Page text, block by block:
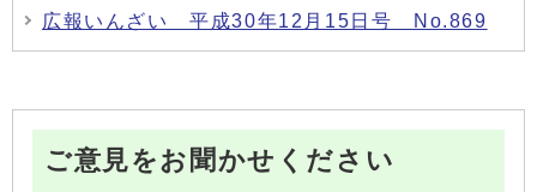
広報いんざい 平成30年12月15日号 No.869
ご意見をお聞かせください